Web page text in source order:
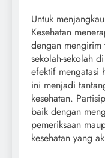
Untuk
Kesehatan
dengan mengirim
sekolah-sekolah
efektif mengatasi
ini menjadi
kesehatan.
baik dengan
pemeriksaan
kesehatan yang